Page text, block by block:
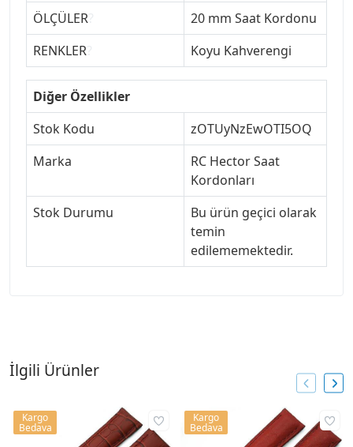
ÖLÇÜLER
20 mm Saat Kordonu
RENKLER
Koyu Kahverengi
Diğer Özellikler
Stok Kodu
zOTUyNzEwOTI5OQ
Marka
RC Hector Saat
Kordonları
Stok Durumu
Bu ürün geçici olarak
temin
edilememektedir.
İlgili Ürünler
Kargo
Bedava
Kargo
Bedava